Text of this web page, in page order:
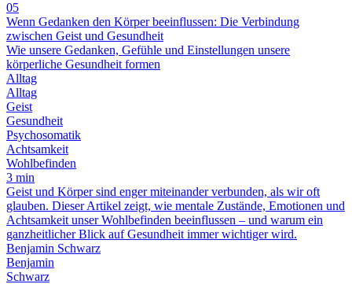
05
Wenn Gedanken den Körper beeinflussen: Die Verbindung
zwischen Geist und Gesundheit
Wie unsere Gedanken, Gefühle und Einstellungen unsere
körperliche Gesundheit formen
Alltag
Alltag
Geist
Gesundheit
Psychosomatik
Achtsamkeit
Wohlbefinden
3 min
Geist und Körper sind enger miteinander verbunden, als wir oft
glauben. Dieser Artikel zeigt, wie mentale Zustände, Emotionen und
Achtsamkeit unser Wohlbefinden beeinflussen – und warum ein
ganzheitlicher Blick auf Gesundheit immer wichtiger wird.
Benjamin Schwarz
Benjamin
Schwarz